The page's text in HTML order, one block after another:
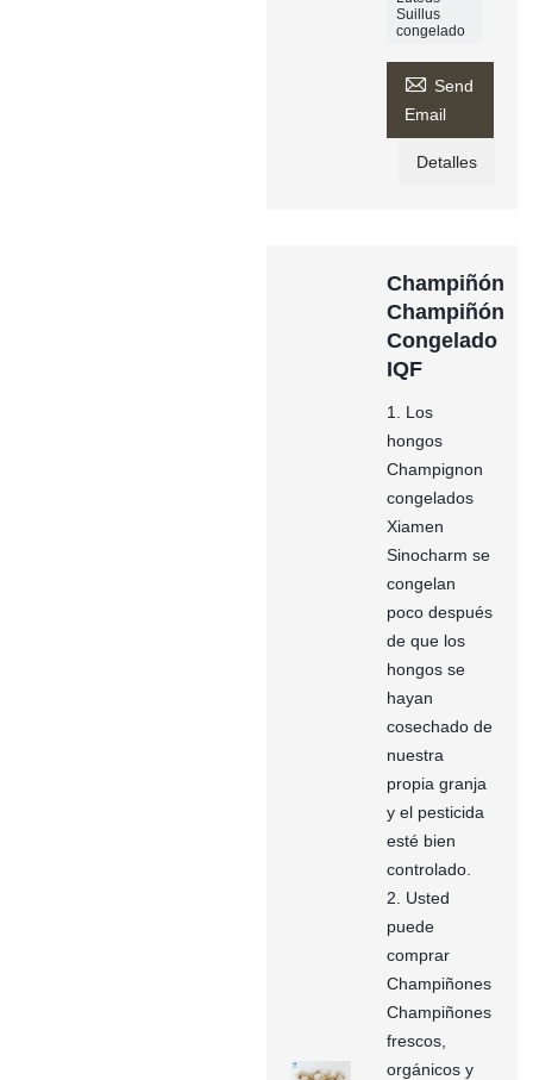
Suillus
congelado
 Send
Email
Detalles
Champiñón
Champiñón
Congelado
IQF
1. Los
hongos
Champignon
congelados
Xiamen
Sinocharm se
congelan
poco después
de que los
hongos se
hayan
cosechado de
nuestra
propia granja
y el pesticida
esté bien
controlado.
2. Usted
puede
comprar
Champiñones
Champiñones
frescos,
orgánicos y